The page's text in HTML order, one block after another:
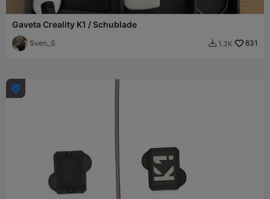
Gaveta Creality K1 / Schublade
Sven_S  1.3K 631
